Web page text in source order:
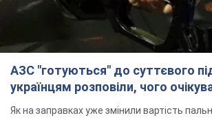
АЗС "готуються" до суттєвого
українцям розповіли, чого
Як на заправках уже змінили вартість